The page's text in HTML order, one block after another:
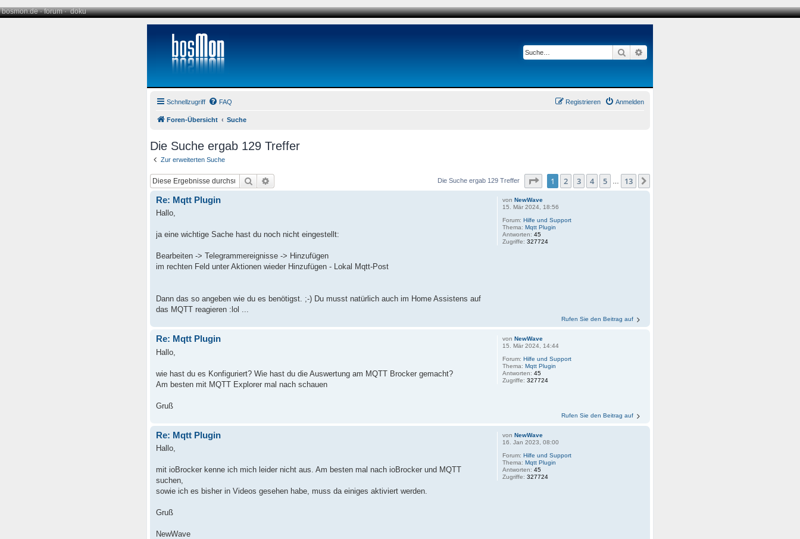
bosmon.de·forum·doku
Suche
Schnellzugriff FAQ Anmelden
Registrieren
Foren-Übersicht Suche
Die Suche ergab 129 Treffer
Zur erweiterten Suche
Suche Die Suche ergab 129 Treffer Seite von13
1 2 3 4 5 13
von NewWave
15. Mär 2024, 18:56
Forum: Hilfe und Support
Thema: Mqtt Plugin
Antworten: 45
Zugriffe: 327724
Re: Mqtt Plugin
Hallo,
ja eine wichtige Sache hast du noch nicht eingestellt:
Bearbeiten -> Telegrammereignisse -> Hinzufügen
im rechten Feld unter Aktionen wieder Hinzufügen - Lokal Mqtt-Post
Dann das so angeben wie du es benötigst. ;-) Du musst natürlich auch im Home Assistens auf
das MQTT reagieren :lol ...
Rufen Sie den Beitrag auf
von NewWave
15. Mär 2024, 14:44
Forum: Hilfe und Support
Thema: Mqtt Plugin
Antworten: 45
Zugriffe: 327724
Re: Mqtt Plugin
Hallo,
wie hast du es Konfiguriert? Wie hast du die Auswertung am MQTT Brocker gemacht?
Am besten mit MQTT Explorer mal nach schauen
Gruß
Rufen Sie den Beitrag auf
von NewWave
16. Jan 2023, 08:00
Forum: Hilfe und Support
Thema: Mqtt Plugin
Antworten: 45
Zugriffe: 327724
Re: Mqtt Plugin
Hallo,
mit ioBrocker kenne ich mich leider nicht aus. Am besten mal nach ioBrocker und MQTT
suchen,
sowie ich es bisher in Videos gesehen habe, muss da einiges aktiviert werden.
Gruß
NewWave